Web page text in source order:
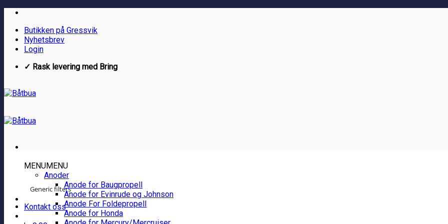
Skip
contentButikken på Gressvik
Nyhetsbrev
Login
✓ Rask levering med Bring
Generic filters
Kontakt oss
MENUMENU
Anoder
Anode for Baugpropell
Anode for Evinrude og Johnson
Anode For Foldepropell
Anode for Honda